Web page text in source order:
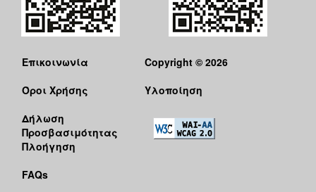
Επικοινωνία
Όροι Χρήσης
Δήλωση
Προσβασιμότητας
Πλοήγηση
FAQs
Copyright © 2026
Υλοποίηση